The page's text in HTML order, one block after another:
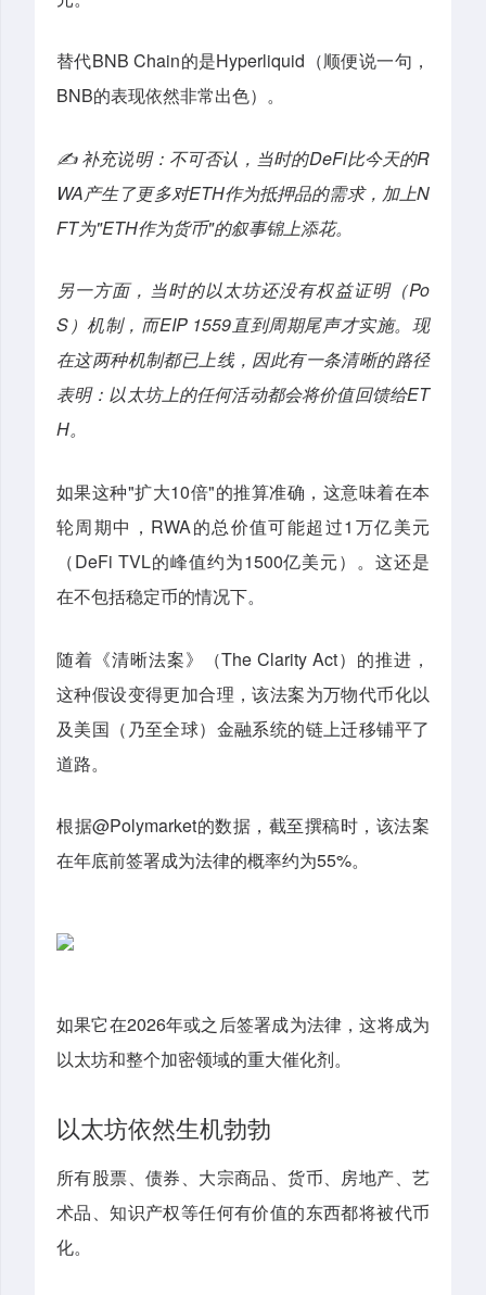
替代BNB Chain的是Hyperliquid（顺便说一句，
BNB的表现依然非常出色）。
✍️ 补充说明：不可否认，当时的DeFi比今天的R
WA产生了更多对ETH作为抵押品的需求，加上N
FT为"ETH作为货币"的叙事锦上添花。
另一方面，当时的以太坊还没有权益证明（Po
S）机制，而EIP 1559直到周期尾声才实施。现
在这两种机制都已上线，因此有一条清晰的路径
表明：以太坊上的任何活动都会将价值回馈给ET
H。
如果这种"扩大10倍"的推算准确，这意味着在本
轮周期中，RWA的总价值可能超过1万亿美元
（DeFi TVL的峰值约为1500亿美元）。这还是
在不包括稳定币的情况下。
随着《清晰法案》（The Clarity Act）的推进，
这种假设变得更加合理，该法案为万物代币化以
及美国（乃至全球）金融系统的链上迁移铺平了
道路。
根据@Polymarket的数据，截至撰稿时，该法案
在年底前签署成为法律的概率约为55%。
如果它在2026年或之后签署成为法律，这将成为
以太坊和整个加密领域的重大催化剂。
以太坊依然生机勃勃
所有股票、债券、大宗商品、货币、房地产、艺
术品、知识产权等任何有价值的东西都将被代币
化。